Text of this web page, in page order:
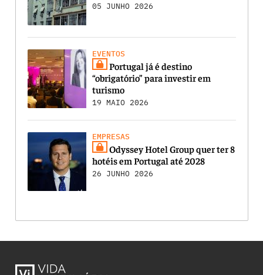
05 JUNHO 2026
EVENTOS
Portugal já é destino
“obrigatório” para investir em
turismo
19 MAIO 2026
EMPRESAS
Odyssey Hotel Group quer ter 8
hotéis em Portugal até 2028
26 JUNHO 2026